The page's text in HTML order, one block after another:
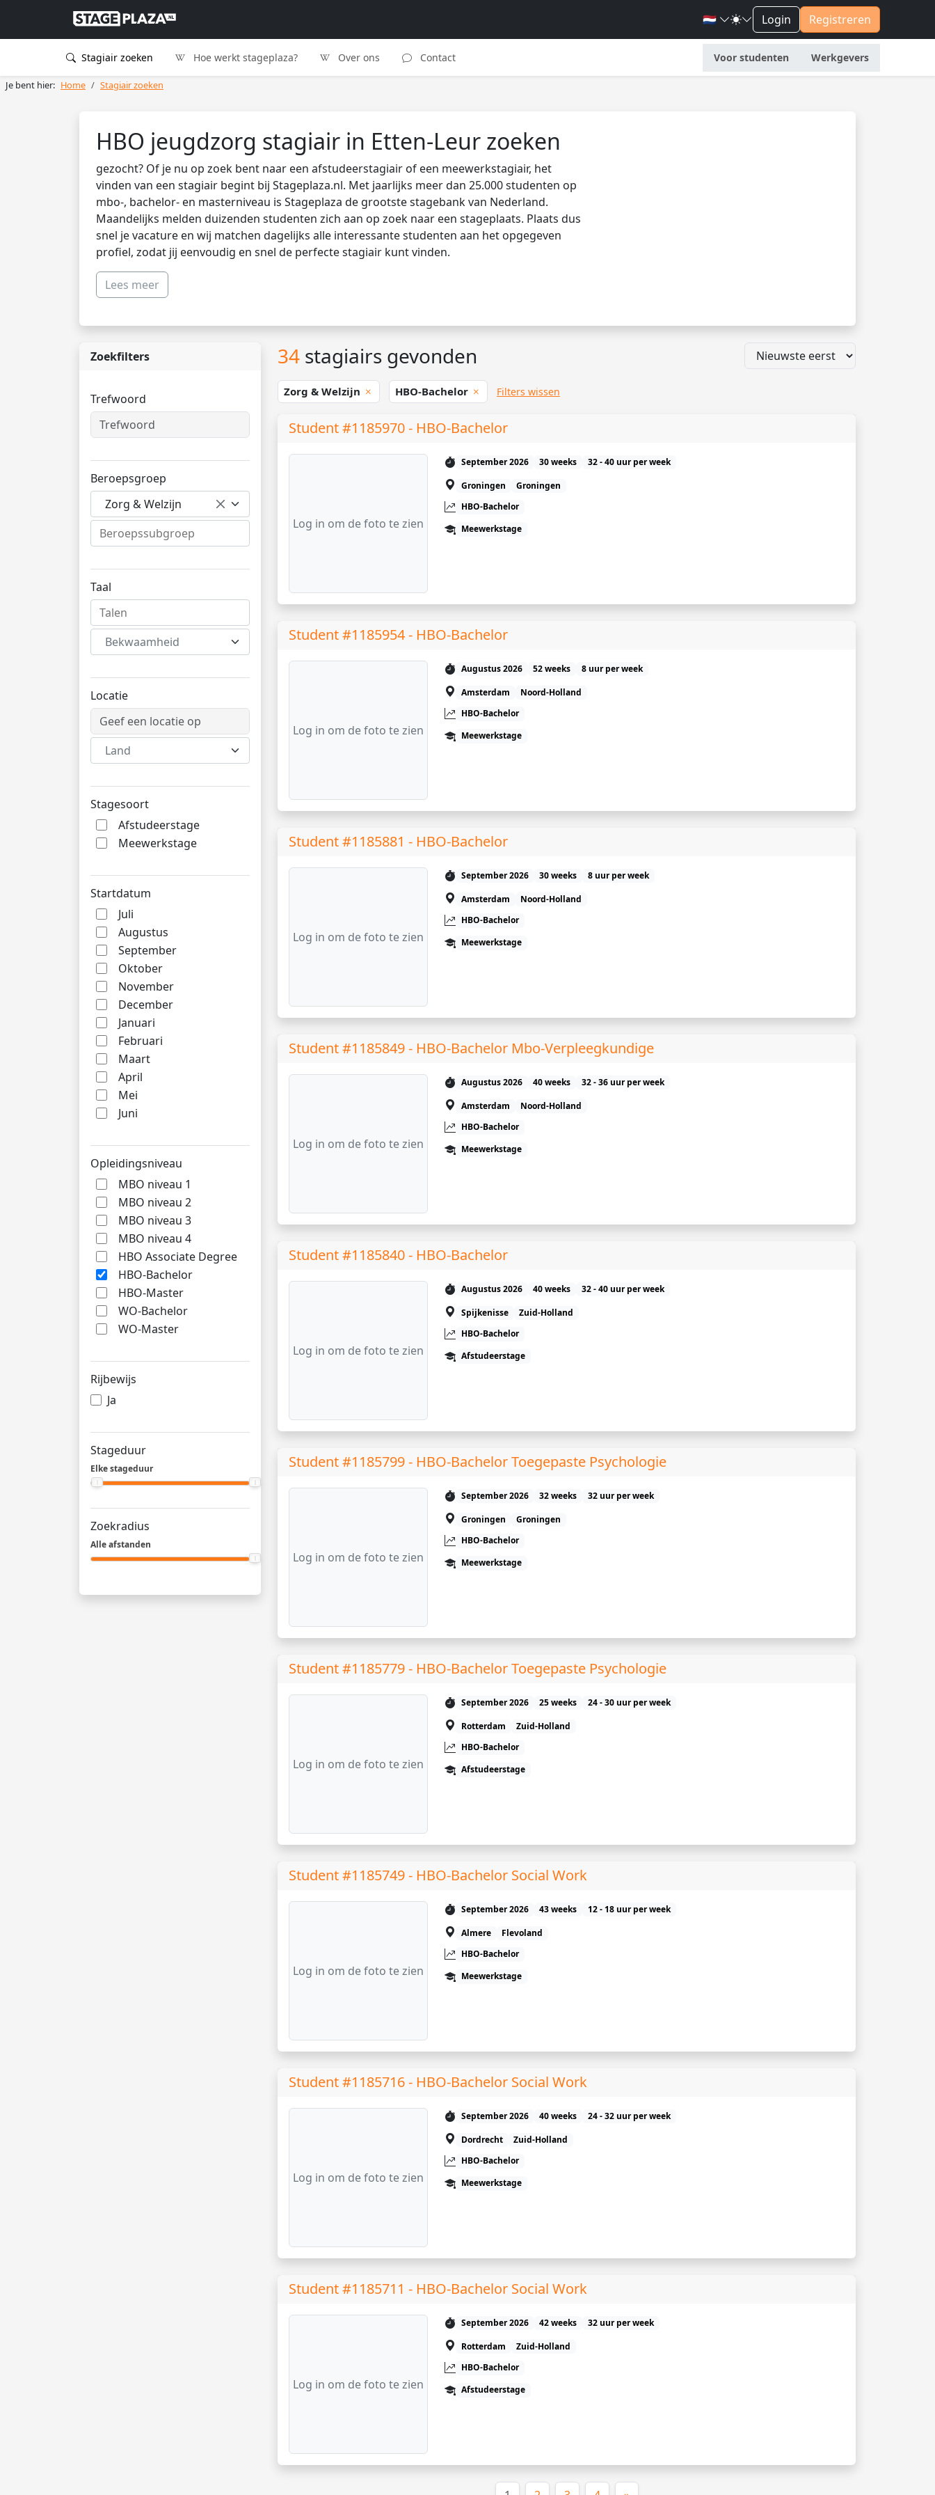
🇳🇱 Login Registreren
Stagiair zoeken Hoe werkt stageplaza? Over ons Contact Voor studenten Werkgevers
Je bent hier: Home Stagiair zoeken
HBO jeugdzorg stagiair in Etten-Leur zoeken
gezocht? Of je nu op zoek bent naar een afstudeerstagiair of een meewerkstagiair, het
vinden van een stagiair begint bij Stageplaza.nl. Met jaarlijks meer dan 25.000 studenten op
mbo-, bachelor- en masterniveau is Stageplaza de grootste stagebank van Nederland.
Maandelijks melden duizenden studenten zich aan op zoek naar een stageplaats. Plaats dus
snel je vacature en wij matchen dagelijks alle interessante studenten aan het opgegeven
profiel, zodat jij eenvoudig en snel de perfecte stagiair kunt vinden.
Lees meer
Zoekfilters
Trefwoord
Beroepsgroep
Zorg & Welzijn
Taal
Bekwaamheid
Locatie
Land
Stagesoort
Afstudeerstage
Meewerkstage
Startdatum
Juli
Augustus
September
Oktober
November
December
Januari
Februari
Maart
April
Mei
Juni
Opleidingsniveau
MBO niveau 1
MBO niveau 2
MBO niveau 3
MBO niveau 4
HBO Associate Degree
HBO-Bachelor
HBO-Master
WO-Bachelor
WO-Master
Rijbewijs
Ja
Stageduur
Elke stageduur
Zoekradius
Alle afstanden
34 stagiairs gevonden
Zorg & Welzijn HBO-Bachelor Filters wissen
Student #1185970 - HBO-Bachelor
Log in om de foto te zien
September 2026 30 weeks
32 - 40 uur per week
Groningen
Groningen
HBO-Bachelor
Meewerkstage
Student #1185954 - HBO-Bachelor
Log in om de foto te zien
Augustus 2026 52 weeks
8 uur per week
Amsterdam
Noord-Holland
HBO-Bachelor
Meewerkstage
Student #1185881 - HBO-Bachelor
Log in om de foto te zien
September 2026 30 weeks
8 uur per week
Amsterdam
Noord-Holland
HBO-Bachelor
Meewerkstage
Student #1185849 - HBO-Bachelor Mbo-Verpleegkundige
Log in om de foto te zien
Augustus 2026 40 weeks
32 - 36 uur per week
Amsterdam
Noord-Holland
HBO-Bachelor
Meewerkstage
Student #1185840 - HBO-Bachelor
Log in om de foto te zien
Augustus 2026 40 weeks
32 - 40 uur per week
Spijkenisse
Zuid-Holland
HBO-Bachelor
Afstudeerstage
Student #1185799 - HBO-Bachelor Toegepaste Psychologie
Log in om de foto te zien
September 2026 32 weeks
32 uur per week
Groningen
Groningen
HBO-Bachelor
Meewerkstage
Student #1185779 - HBO-Bachelor Toegepaste Psychologie
Log in om de foto te zien
September 2026 25 weeks
24 - 30 uur per week
Rotterdam
Zuid-Holland
HBO-Bachelor
Afstudeerstage
Student #1185749 - HBO-Bachelor Social Work
Log in om de foto te zien
September 2026 43 weeks
12 - 18 uur per week
Almere
Flevoland
HBO-Bachelor
Meewerkstage
Student #1185716 - HBO-Bachelor Social Work
Log in om de foto te zien
September 2026 40 weeks
24 - 32 uur per week
Dordrecht
Zuid-Holland
HBO-Bachelor
Meewerkstage
Student #1185711 - HBO-Bachelor Social Work
Log in om de foto te zien
September 2026 42 weeks
32 uur per week
Rotterdam
Zuid-Holland
HBO-Bachelor
Afstudeerstage